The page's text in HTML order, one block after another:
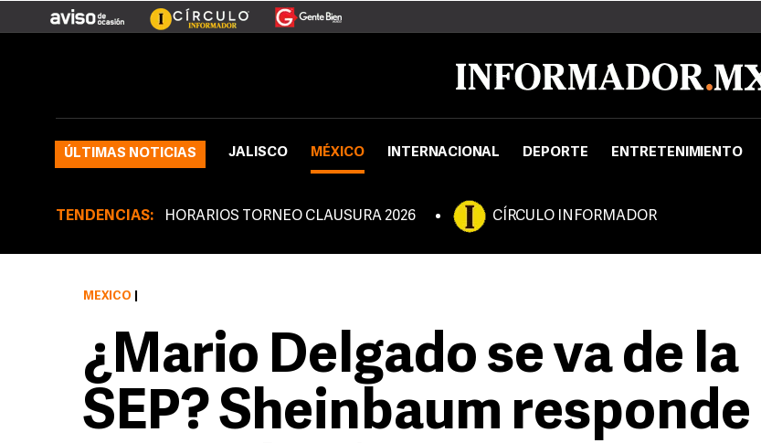
ÚLTIMAS NOTICIAS JALISCO MÉXICO INTERNACIONAL DEPORTE ENTRETENIMIENTO
TENDENCIAS: HORARIOS TORNEO CLAUSURA 2026 CÍRCULO INFORMADOR
MÉXICO
¿Mario Delgado se va de la
SEP? Sheinbaum responde